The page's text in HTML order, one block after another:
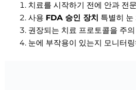
치료를 시작하기 전에 안과 전
사용 FDA 승인 장치 특별히 눈
권장되는 치료 프로토콜을 주
눈에 부작용이 있는지 모니터